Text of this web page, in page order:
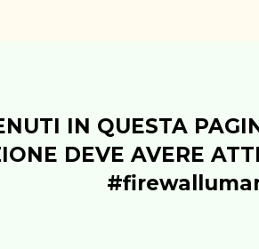
IN QUESTA
DEVE AVERE